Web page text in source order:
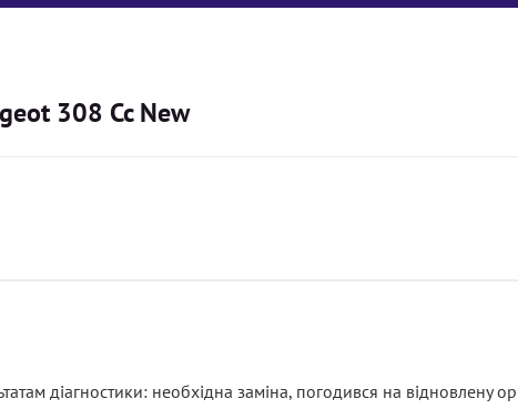
308 Cc New
діагностики: необхідна заміна, погодився на відновлену